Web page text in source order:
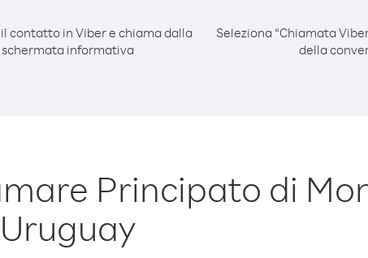
contatto in Viber e chiama dalla
schermata informativa
Seleziona “Chiamata
della
Principato di
Uruguay